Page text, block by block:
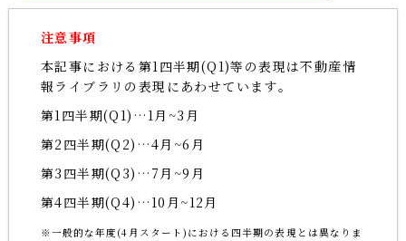
注意事項
本記事における第1四半期(Q1)等の表現は不動産情
報ライブラリの表現にあわせています｡
第1四半期(Q1)…1月~3月
第2四半期(Q2)…4月~6月
第3四半期(Q3)…7月~9月
第4四半期(Q4)…10月~12月
※一般的な年度(4月スタート)における四半期の表現とは異なりま